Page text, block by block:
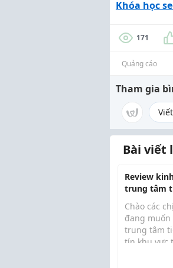
Khóa học
171
Quảng cáo
Tham gia
Bài viết
Review
trung tâm
người đi
0326025115
Chào các
đang
trung tâm
tín khu vực